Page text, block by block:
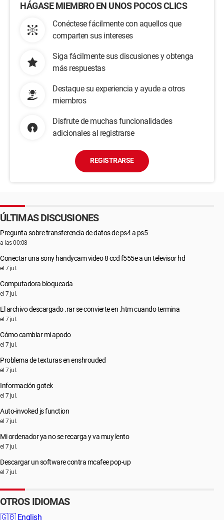
HÁGASE MIEMBRO EN UNOS POCOS CLICS
Conéctese fácilmente con aquellos que
comparten sus intereses
Siga fácilmente sus discusiones y obtenga
más respuestas
Destaque su experiencia y ayude a otros
miembros
Disfrute de muchas funcionalidades
adicionales al registrarse
REGISTRARSE
ÚLTIMAS DISCUSIONES
Pregunta sobre transferencia de datos de ps4 a ps5
a las 00:08
Conectar una sony handycam video 8 ccd f555e a un televisor hd
el 7 jul.
Computadora bloqueada
el 7 jul.
El archivo descargado .rar se convierte en .htm cuando termina
el 7 jul.
Cómo cambiar mi apodo
el 7 jul.
Problema de texturas en enshrouded
el 7 jul.
Información gotek
el 7 jul.
Auto-invoked js function
el 7 jul.
Mi ordenador ya no se recarga y va muy lento
el 7 jul.
Descargar un software contra mcafee pop-up
el 7 jul.
OTROS IDIOMAS
🇬🇧 English